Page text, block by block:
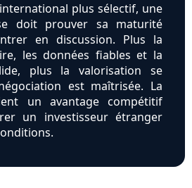
plus sélectif, une
doit prouver sa maturité
en discussion. Plus la
les données fiables et la
plus la valorisation se
est maîtrisée. La
un avantage compétitif
un investisseur étranger